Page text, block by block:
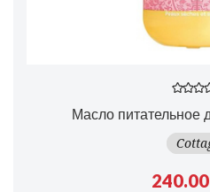
Масло питательное